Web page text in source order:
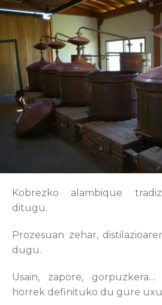
Kobrezko alambique
ditugu.
Prozesuan zehar,
dugu.
Usain, zapore,
horrek definituko du gure